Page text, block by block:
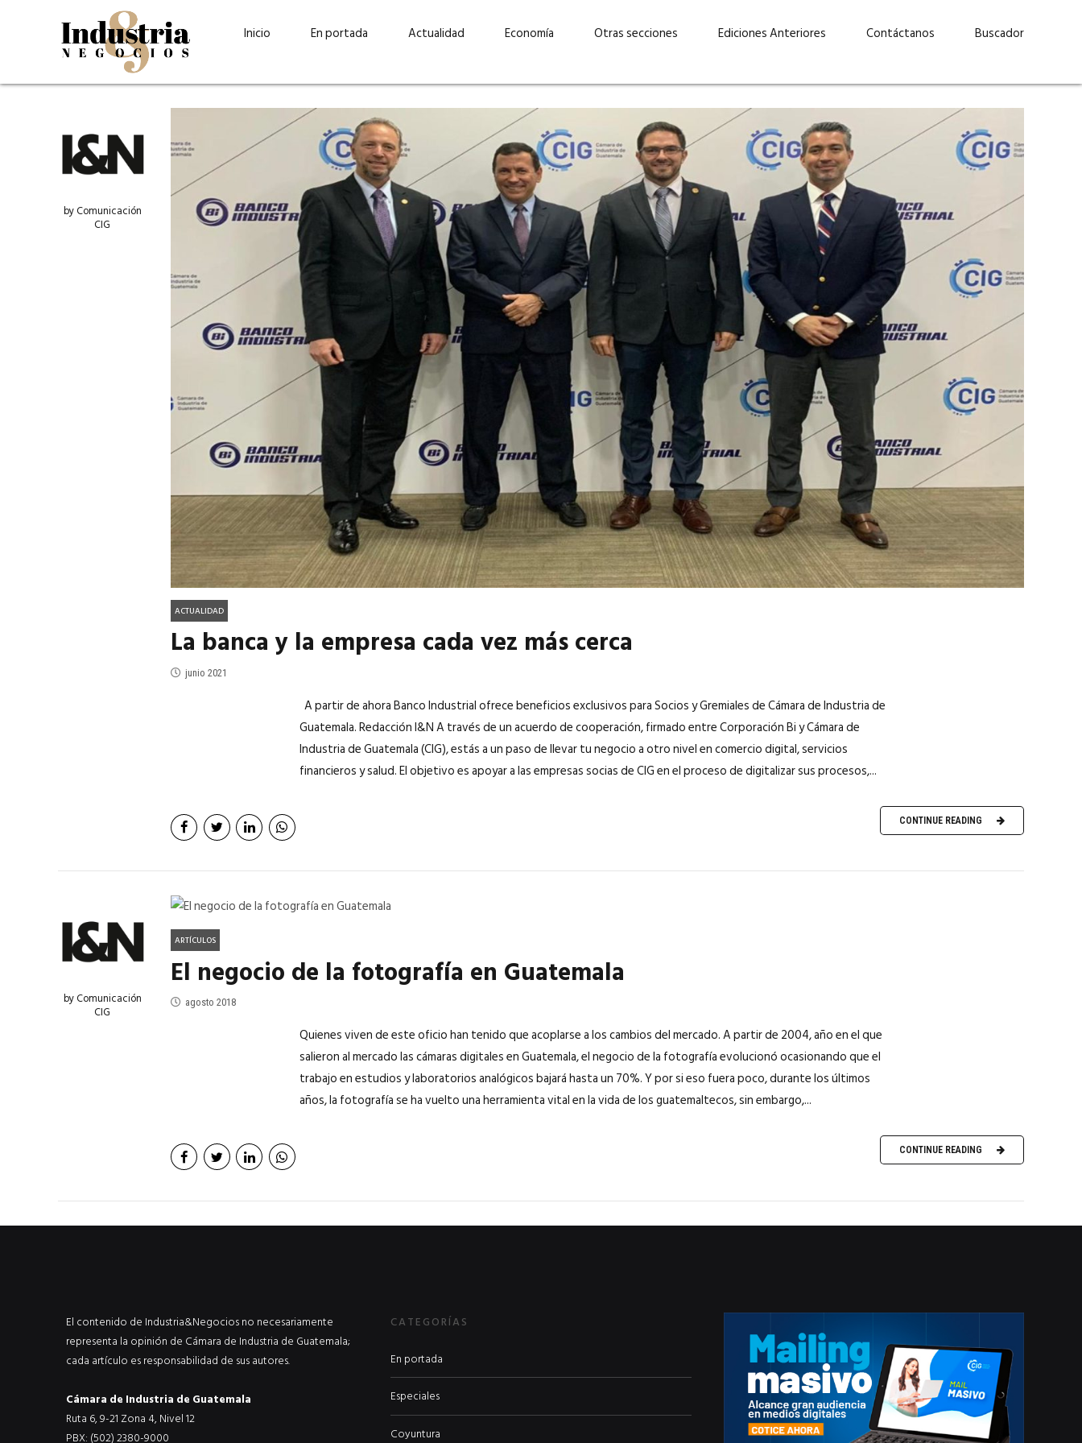
Inicio En portada
Guatehuevo: medio siglo
produciendo la proteína
más accesible para los
“La sostenibilidad está en
el centro de Cervecería
Ambev Guatemala» –
Ricardo Urteaga
mayo 2026
“Invertir con propósito:
cómo CBC impulsa su
crecimiento industrial a
través de la innovación y la
sostenibilidad”
Elizabeth Suárez: “Las
mujeres podemos liderar y
abrirnos paso por nuestros
propios méritos”
EN PORTADA marzo 2026
Lucas Martínez Paz: “En
tecnología, hay que invertir
con inteligencia, no por
moda”
EN PORTADA febrero 2026
Actualidad Economía Otras secciones Ediciones Anteriores Contáctanos Buscador
by Comunicación
CIG
ACTUALIDAD
La banca y la empresa cada vez más cerca
junio 2021
A partir de ahora Banco Industrial ofrece beneficios exclusivos para Socios y Gremiales de Cámara de Industria de
Guatemala. Redacción I&N A través de un acuerdo de cooperación, firmado entre Corporación Bi y Cámara de
Industria de Guatemala (CIG), estás a un paso de llevar tu negocio a otro nivel en comercio digital, servicios
financieros y salud. El objetivo es apoyar a las empresas socias de CIG en el proceso de digitalizar sus procesos,...
CONTINUE READING
by Comunicación
CIG
ARTÍCULOS
El negocio de la fotografía en Guatemala
agosto 2018
Quienes viven de este oficio han tenido que acoplarse a los cambios del mercado. A partir de 2004, año en el que
salieron al mercado las cámaras digitales en Guatemala, el negocio de la fotografía evolucionó ocasionando que el
trabajo en estudios y laboratorios analógicos bajará hasta un 70%. Y por si eso fuera poco, durante los últimos
años, la fotografía se ha vuelto una herramienta vital en la vida de los guatemaltecos, sin embargo,...
CONTINUE READING
El contenido de Industria&Negocios no necesariamente
representa la opinión de Cámara de Industria de Guatemala;
cada artículo es responsabilidad de sus autores.
Cámara de Industria de Guatemala
Ruta 6, 9-21 Zona 4, Nivel 12
PBX: (502) 2380-9000
CATEGORÍAS
En portada
Especiales
Coyuntura